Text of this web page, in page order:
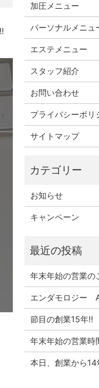
加圧メニュー
パーソナルメニュ
エステメニュー
スタッフ紹介
お問い合わせ
プライバシーポリ
サイトマップ
お知らせ
キャンペーン
年末年始の営業の
エンダモロジー
節目の創業15年!!
年末年始の営業時
本日、創業から14